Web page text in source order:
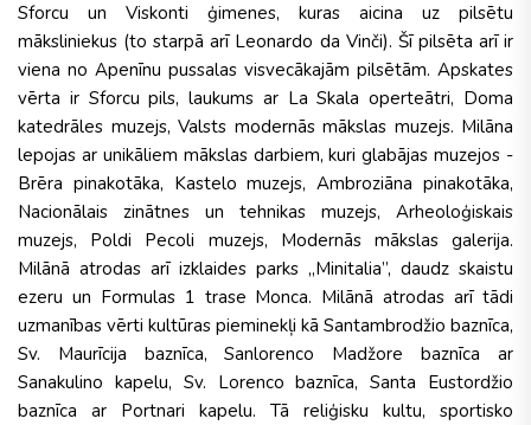
Sforcu un Viskonti ģimenes, kuras aicina uz pilsētu
māksliniekus (to starpā arī Leonardo da Vinči). Šī pilsēta arī ir
viena no Apenīnu pussalas visvecākajām pilsētām. Apskates
vērta ir Sforcu pils, laukums ar La Skala operteātri, Doma
katedrāles muzejs, Valsts modernās mākslas muzejs. Milāna
lepojas ar unikāliem mākslas darbiem, kuri glabājas muzejos -
Brēra pinakotāka, Kastelo muzejs, Ambroziāna pinakotāka,
Nacionālais zinātnes un tehnikas muzejs, Arheoloģiskais
muzejs, Poldi Pecoli muzejs, Modernās mākslas galerija.
Milānā atrodas arī izklaides parks „Minitalia”, daudz skaistu
ezeru un Formulas 1 trase Monca. Milānā atrodas arī tādi
uzmanības vērti kultūras pieminekļi kā Santambrodžio baznīca,
Sv. Maurīcija baznīca, Sanlorenco Madžore baznīca ar
Sanakulino kapelu, Sv. Lorenco baznīca, Santa Eustordžio
baznīca ar Portnari kapelu. Tā reliģisku kultu, sportisko